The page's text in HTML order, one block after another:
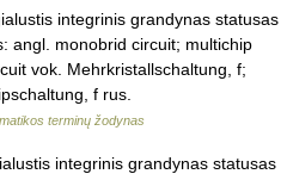
integrinis grandynas statusas
angl. monobrid circuit; multichip
vok. Mehrkristallschaltung, f;
f rus.
terminų žodynas
integrinis grandynas statusas